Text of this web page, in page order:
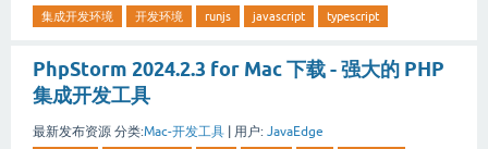
集成开发环境 开发环境 runjs javascript typescript
PhpStorm 2024.2.3 for Mac 下载 - 强大的 PHP
集成开发工具
最新发布资源 分类:Mac-开发工具 | 用户: JavaEdge